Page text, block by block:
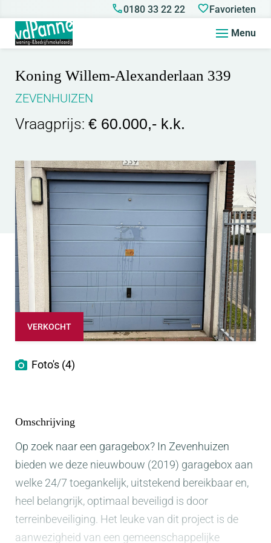
0180 33 22 22 Favorieten
Menu
Koning Willem-Alexanderlaan 339
ZEVENHUIZEN
Vraagprijs: € 60.000,- k.k.
VERKOCHT
Foto's (4)
Omschrijving
Op zoek naar een garagebox? In Zevenhuizen
bieden we deze nieuwbouw (2019) garagebox aan
welke 24/7 toegankelijk, uitstekend bereikbaar en,
heel belangrijk, optimaal beveiligd is door
terreinbeveiliging. Het leuke van dit project is de
aanwezigheid van een gemeenschappelijke